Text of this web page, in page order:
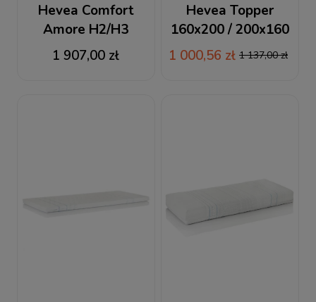
Hevea Comfort
Amore H2/H3
160x200 / 200x160
materac lateksowy +
1 907,00 zł
Hevea Topper
160x200 / 200x160
materac
nawierzchniowy
1 000,56 zł 1 137,00 zł